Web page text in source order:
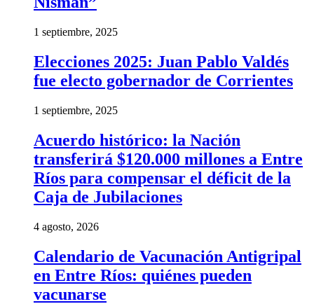
1 septiembre, 2025
Elecciones 2025: Juan Pablo Valdés
fue electo gobernador de Corrientes
1 septiembre, 2025
Acuerdo histórico: la Nación
transferirá $120.000 millones a Entre
Ríos para compensar el déficit de la
Caja de Jubilaciones
4 agosto, 2026
Calendario de Vacunación Antigripal
en Entre Ríos: quiénes pueden
vacunarse